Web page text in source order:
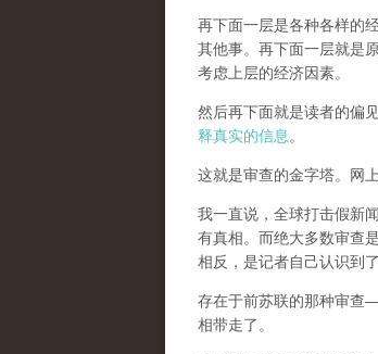
再下面一层是各种各样的
其他事。再下面一层就是
考虑上层的经济因素。
然后再下面就是读者的偏
释真实的信息 。
这就是审查的金字塔。网
我一直说，全球打击假新
有真相。而绝大多数审查
相反，是记者自己认识到
存在于前苏联的那种审查
相带走了。